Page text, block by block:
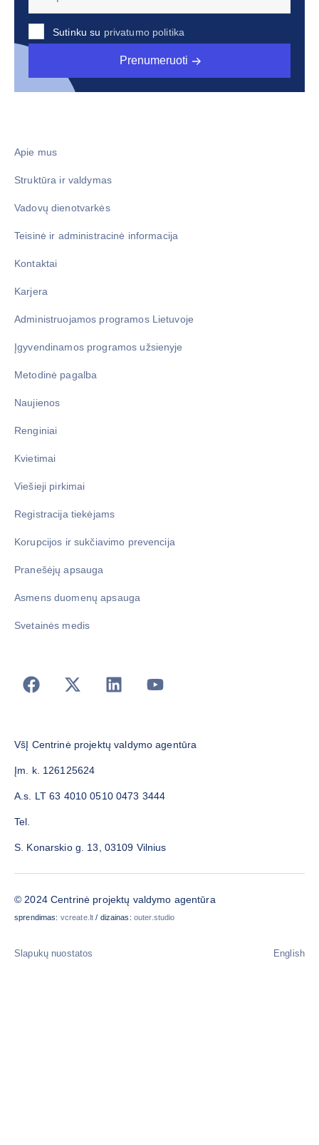
Sutinku su privatumo politika
Prenumeruoti
Apie mus
Struktūra ir valdymas
Vadovų dienotvarkės
Teisinė ir administracinė informacija
Kontaktai
Karjera
Administruojamos programos Lietuvoje
Įgyvendinamos programos užsienyje
Metodinė pagalba
Naujienos
Renginiai
Kvietimai
Viešieji pirkimai
Registracija tiekėjams
Korupcijos ir sukčiavimo prevencija
Pranešėjų apsauga
Asmens duomenų apsauga
Svetainės medis
VšĮ Centrinė projektų valdymo agentūra
Įm. k. 126125624
A.s. LT 63 4010 0510 0473 3444
Tel.
S. Konarskio g. 13, 03109 Vilnius
© 2024 Centrinė projektų valdymo agentūra
sprendimas: vcreate.lt / dizainas: outer.studio
Slapukų nuostatos English